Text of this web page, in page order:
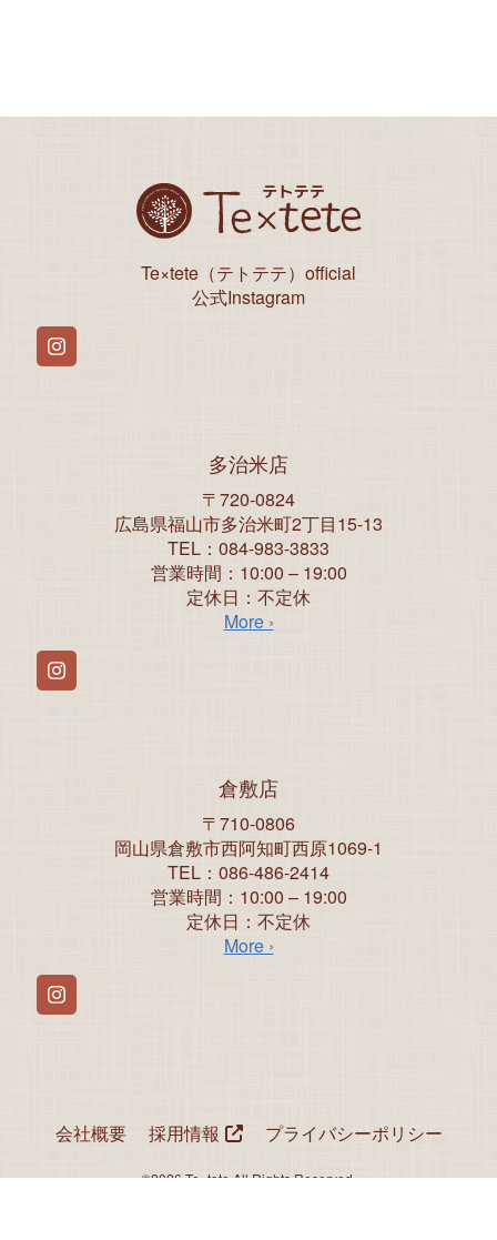
Te×tete（テトテテ）official
公式Instagram
Instagram
多治米店
〒720-0824
広島県福山市多治米町2丁目15-13
TEL：084-983-3833
営業時間：10:00 – 19:00
定休日：不定休
More ›
Instagram
倉敷店
〒710-0806
岡山県倉敷市西阿知町西原1069-1
TEL：086-486-2414
営業時間：10:00 – 19:00
定休日：不定休
More ›
Instagram
会社概要 採用情報 プライバシーポリシー
©2026 Te×tete All Rights Reserved.